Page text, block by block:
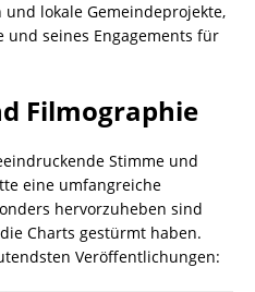
lokale Gemeindeprojekte,
und seines Engagements für
Filmographie
Stimme und
eine umfangreiche
hervorzuheben sind
Charts gestürmt haben.
Veröffentlichungen: